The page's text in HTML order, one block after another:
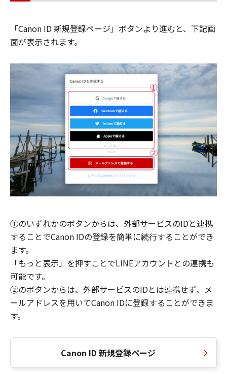
「Canon ID 新規登録ページ」ボタンより進むと、下記画
面が表示されます。
①のいずれかのボタンからは、外部サービスのIDと連携
することでCanon IDの登録を簡単に続行することができ
ます。
「もっと表示」を押すことでLINEアカウントとの連携も
可能です。
②のボタンからは、外部サービスのIDとは連携せず、メ
ールアドレスを用いてCanon IDに登録することができま
す。
Canon ID 新規登録ページ